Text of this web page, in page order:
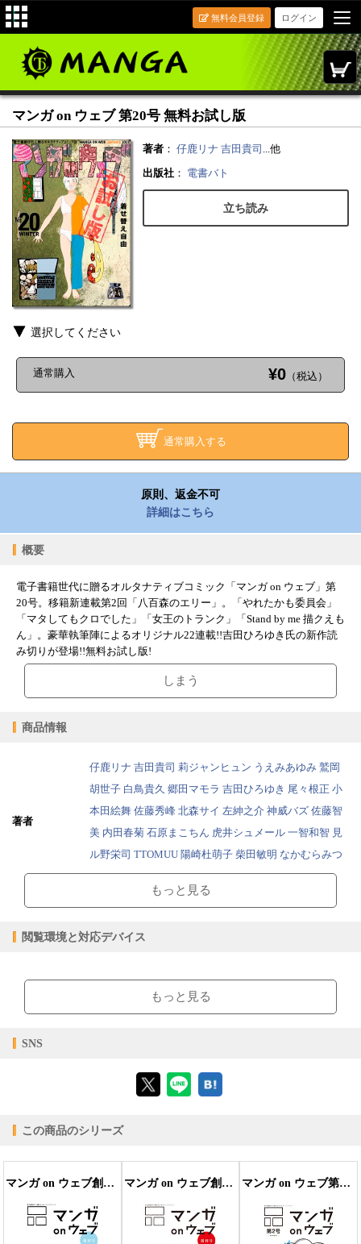
ログイン
無料会員登録
マンガ on ウェブ 第20号 無料お試し版
著者 ： 仔鹿リナ 吉田貴司 ...他
出版社 ： 電書バト
立ち読み
選択してください
通常購入 ¥0 （税込）
通常購入する
原則、返金不可
詳細はこちら
概要
電子書籍世代に贈るオルタナティブコミック「マンガ on ウェブ」第
20号。移籍新連載第2回「八百森のエリー」。「やれたかも委員会」
「マタしてもクロでした」「女王のトランク」「Stand by me 描クえも
ん」。豪華執筆陣によるオリジナル22連載!!吉田ひろゆき氏の新作読
み切りが登場!!無料お試し版!
しまう
商品情報
著者
仔鹿リナ 吉田貴司 莉ジャンヒュン うえみあゆみ 鷲岡
胡世子 白鳥貴久 郷田マモラ 吉田ひろゆき 尾々根正 小
本田絵舞 佐藤秀峰 北森サイ 左紳之介 神威バズ 佐藤智
美 内田春菊 石原まこちん 虎井シュメール 一智和智 見
ル野栄司 TTOMUU 陽崎杜萌子 柴田敏明 なかむらみつ
のり
ジャンル
コミック > 青年
ページ数
153ページ
【販売形態】
商品価格（税込）
無期限
もっと見る
閲覧環境と対応デバイス
ブラウザビューア・PC版ConTenDoビューア・モバイルビューア
【対応デバイス】
【PC版ConTenDoビューア】
もっと見る
SNS
この商品のシリーズ
マンガ on ウェブ創刊号 無料お試し版〔雑誌〕 マンガ on ウェブ創刊号 マンガ on ウェブ第２号 無料お試し版〔雑誌〕